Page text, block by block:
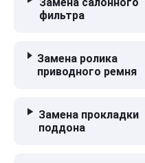
фильтра
Замена ролика
приводного ремня
Замена прокладки
поддона